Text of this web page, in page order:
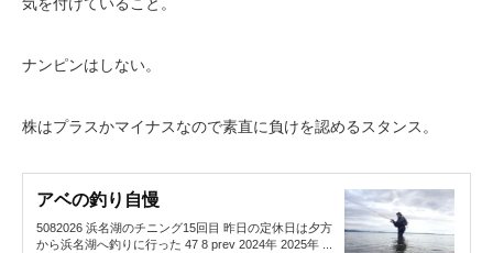
ナンピンはしない。
株はプラスかマイナスなので素直に負けを認めるスタンス。
アベの釣り自慢
5082026 浜名湖のチニング15回目 昨日の定休日は夕方
から浜名湖へ釣りに行った 47 8 prev 2024年 2025年 ...